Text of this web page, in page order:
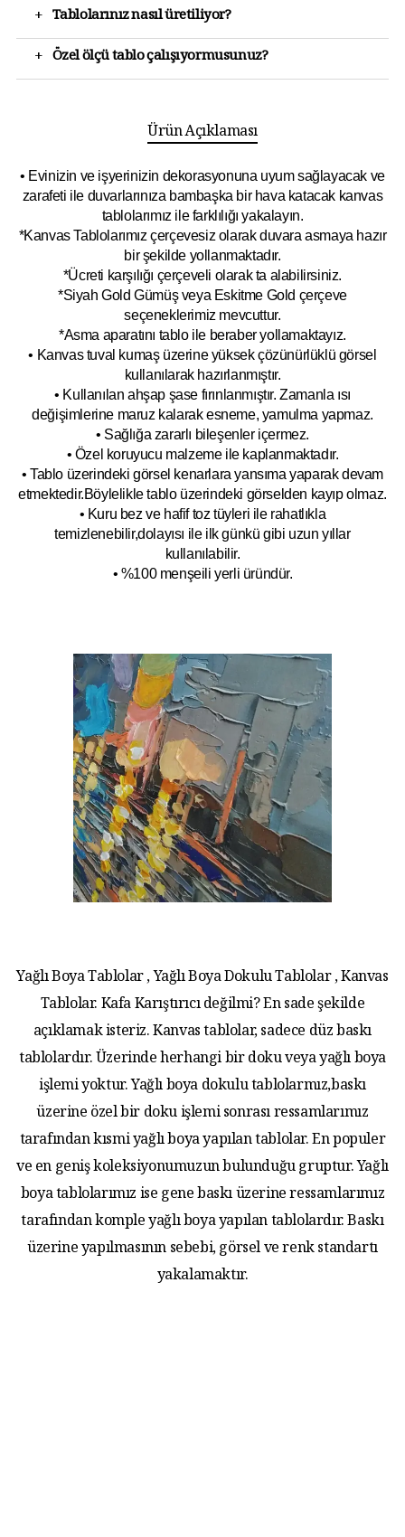
+ Tablolarınız nasıl üretiliyor?
+ Özel ölçü tablo çalışıyormusunuz?
Ürün Açıklaması
• Evinizin ve işyerinizin dekorasyonuna uyum sağlayacak ve
zarafeti ile duvarlarınıza bambaşka bir hava katacak kanvas
tablolarımız ile farklılığı yakalayın.
*Kanvas Tablolarımız çerçevesiz olarak duvara asmaya hazır
bir şekilde yollanmaktadır.
*Ücreti karşılığı çerçeveli olarak ta alabilirsiniz.
*Siyah Gold Gümüş veya Eskitme Gold çerçeve
seçeneklerimiz mevcuttur.
*Asma aparatını tablo ile beraber yollamaktayız.
• Kanvas tuval kumaş üzerine yüksek çözünürlüklü görsel
kullanılarak hazırlanmıştır.
• Kullanılan ahşap şase fırınlanmıştır. Zamanla ısı
değişimlerine maruz kalarak esneme, yamulma yapmaz.
• Sağlığa zararlı bileşenler içermez.
• Özel koruyucu malzeme ile kaplanmaktadır.
• Tablo üzerindeki görsel kenarlara yansıma yaparak devam
etmektedir.Böylelikle tablo üzerindeki görselden kayıp olmaz.
• Kuru bez ve hafif toz tüyleri ile rahatlıkla
temizlenebilir,dolayısı ile ilkgünkü gibi uzun yıllar
kullanılabilir.
• %100 menşeili yerli üründür.
Yağlı Boya Tablolar , Yağlı Boya Dokulu Tablolar , Kanvas
Tablolar. Kafa Karıştırıcı değilmi? En sade şekilde
açıklamak isteriz. Kanvas tablolar, sadece düz baskı
tablolardır. Üzerinde herhangi bir doku veya yağlı boya
işlemi yoktur. Yağlı boya dokulu tablolarmız,baskı
üzerine özel bir doku işlemi sonrası ressamlarımız
tarafından kısmi yağlı boya yapılan tablolar. En populer
ve en geniş koleksiyonumuzun bulunduğu gruptur. Yağlı
boya tablolarımız ise gene baskı üzerine ressamlarımız
tarafından komple yağlı boya yapılan tablolardır. Baskı
üzerine yapılmasının sebebi, görsel ve renk standartı
yakalamaktır.